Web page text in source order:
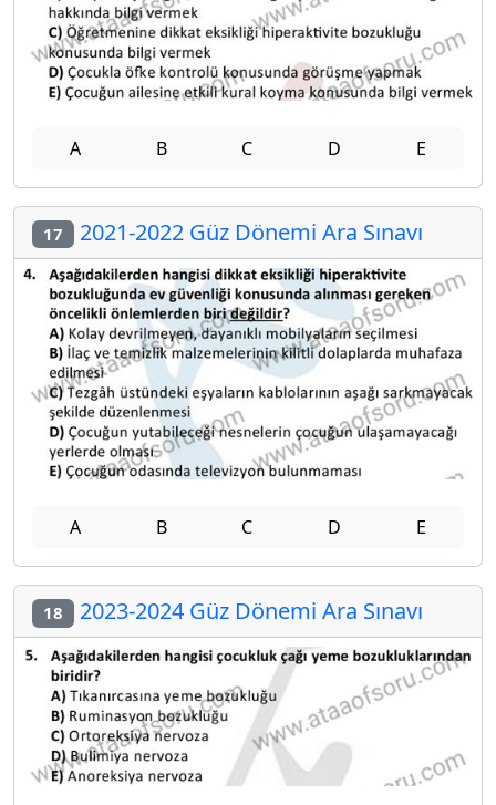
A B C D E
17 2021-2022 Güz Dönemi Ara Sınavı
A B C D E
18 2023-2024 Güz Dönemi Ara Sınavı